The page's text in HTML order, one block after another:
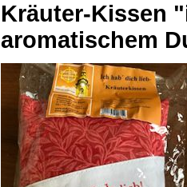
Kräuter-Kissen
aromatischem